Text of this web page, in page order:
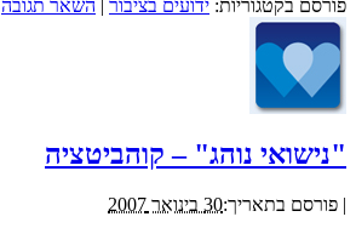
פורסם בקטגוריות: ידועים בציבור | השאר תגובה
"נישואי נוהג" – קוהביטציה
פורסם בתאריך:30 בינואר 2007